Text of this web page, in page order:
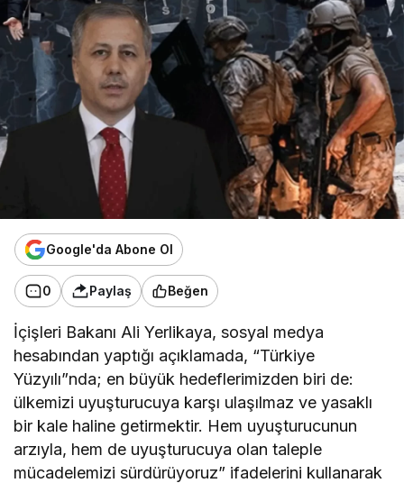
Google'da Abone Ol
0 Paylaş Beğen
İçişleri Bakanı Ali Yerlikaya, sosyal medya
hesabından yaptığı açıklamada, “Türkiye
Yüzyılı”nda; en büyük hedeflerimizden biri de:
ülkemizi uyuşturucuya karşı ulaşılmaz ve yasaklı
bir kale haline getirmektir. Hem uyuşturucunun
arzıyla, hem de uyuşturucuya olan taleple
mücadelemizi sürdürüyoruz” ifadelerini kullanarak